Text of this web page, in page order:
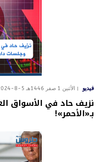
فيديو الأثنين 1 صفر 1446هـ 5-8-2024م
نزيف حاد في الأسواق
بـ«الأحمر»!